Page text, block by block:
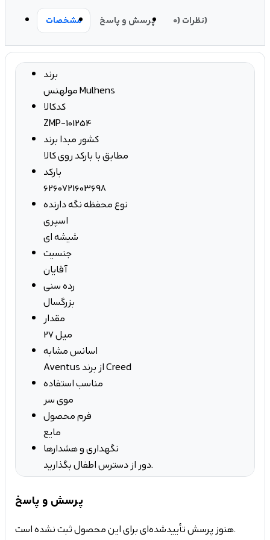
مشخصات پرسش و پاسخ نظرات (0)
برند
مولهنس Mulhens
کدکالا
ZMP-101254
کشور مبدا برند
مطابق با بارکد روی کالا
بارکد
6260721603698
نوع محفظه نگه دارنده
اسپری
شیشه ای
جنسیت
آقایان
رده سنی
بزرگسال
مقدار
27 میل
اسانس مشابه
Aventus از برند Creed
مناسب استفاده
موی سر
فرم محصول
مایع
نگهداری و هشدارها
دور از دسترس اطفال بگذارید.
پرسش و پاسخ
هنوز پرسش تأییدشده‌ای برای این محصول ثبت نشده است.